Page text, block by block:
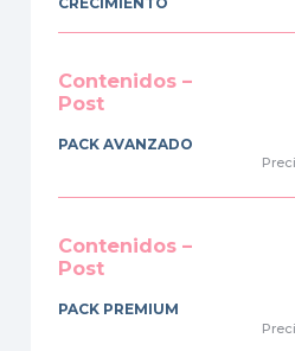
Contenidos –
Post
PACK AVANZADO
Contenidos –
Post
PACK PREMIUM